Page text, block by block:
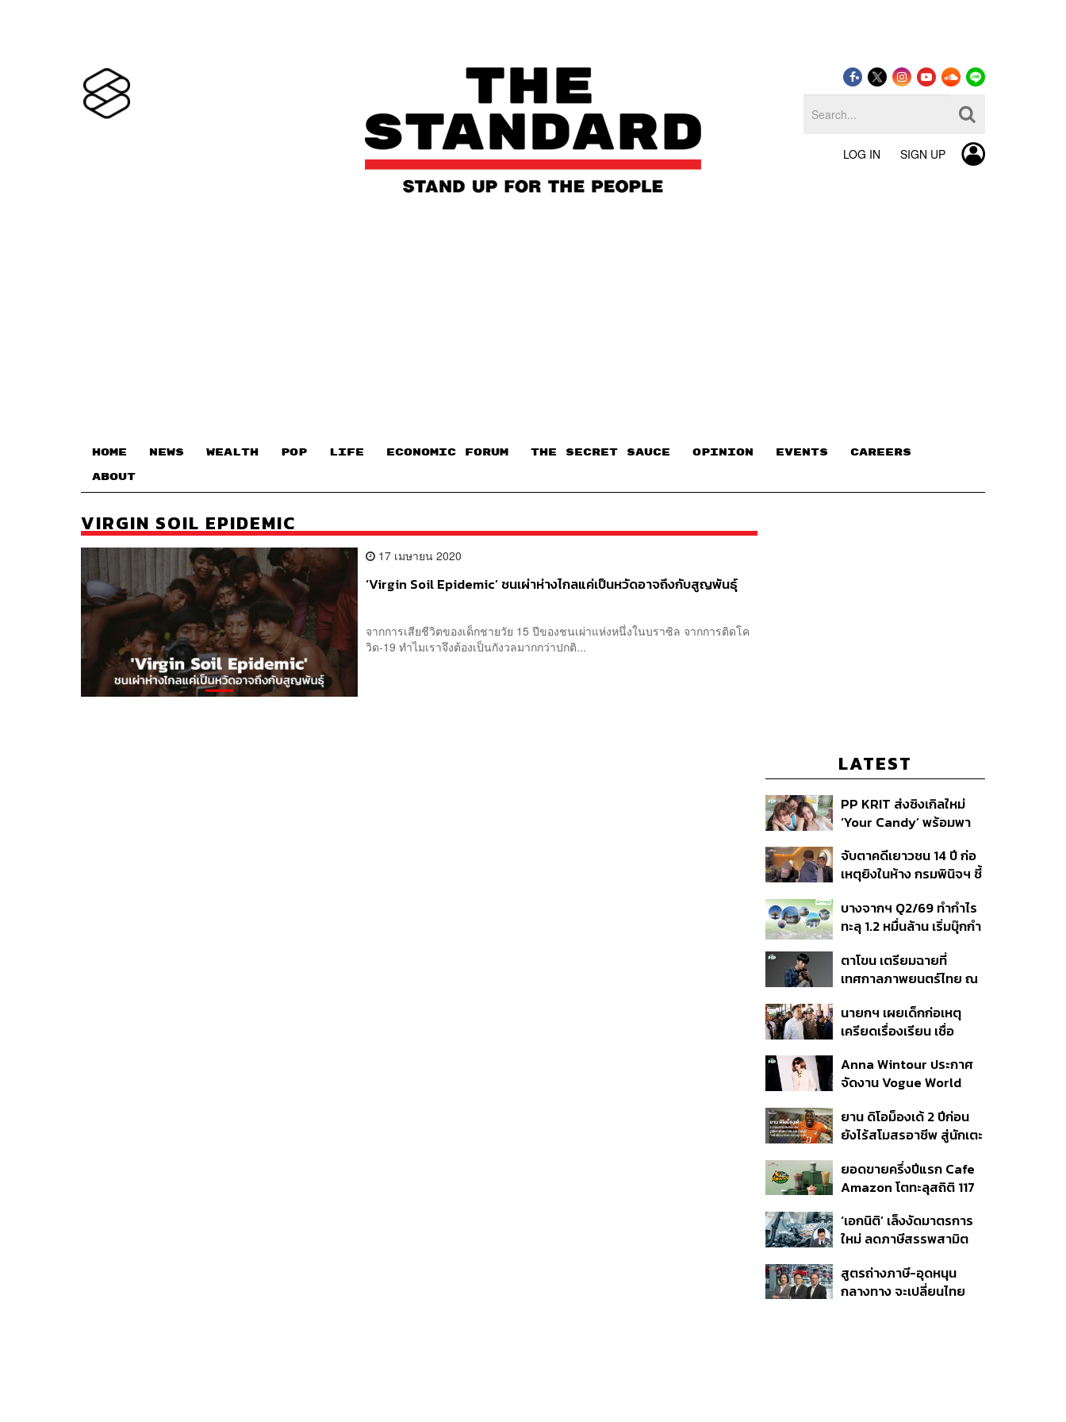
LOG IN SIGN UP
HOME NEWS WEALTH POP LIFE ECONOMIC FORUM THE SECRET SAUCE​ OPINION EVENTS CAREERS
ABOUT
VIRGIN SOIL EPIDEMIC
17 เมษายน 2020
‘Virgin Soil Epidemic’ ชนเผ่าห่างไกลแค่เป็นหวัดอาจถึงกับสูญพันธุ์
จากการเสียชีวิตของเด็กชายวัย 15 ปีของชนเผ่าแห่งหนึ่งในบราซิล จากการติดโค
วิด-19 ทำไมเราจึงต้องเป็นกังวลมากกว่าปกติ...
LATEST
PP KRIT ส่งซิงเกิลใหม่
‘Your Candy’ พร้อมพา
สิกวิดีโอ
จับตาคดีเยาวชน 14 ปี ก่อ
เหตุยิงในห้าง กรมพินิจฯ ชี้
เนื่อง ประเมินปล่อยตัว
บางจากฯ Q2/69 ทำกำไร
ทะลุ 1.2 หมื่นล้าน เริ่มบุ๊กกำ
แรก หนุนรายได้ครึ่งปีทะลุ
3.2 แสนล้าน
ตาโขน เตรียมฉายที่
เทศกาลภาพยนตร์ไทย ณ
นายกฯ เผยเด็กก่อเหตุ
เครียดเรื่องเรียน เชื่อ
กระสุนอีกกว่า 30 นัด หาก
ไม่จบชีวิตตัวเองอาจสูญ
Anna Wintour ประกาศ
จัดงาน Vogue World
ยาน ดิโอม็องเด้ 2 ปีก่อน
ยังไร้สโมสรอาชีพ สู่นักเตะ
สัญญาถึงน้องสาวผู้ล่วง
ลับ
ยอดขายครึ่งปีแรก Cafe
Amazon โตทะลุสถิติ 117
สไตล์ OR โตต่อเนื่อง
‘เอกนิติ’ เล็งงัดมาตรการ
ใหม่ ลดภาษีสรรพสามิต
โรงงานในไทย
สูตรถ่างภาษี-อุดหนุน
กลางทาง จะเปลี่ยนไทย